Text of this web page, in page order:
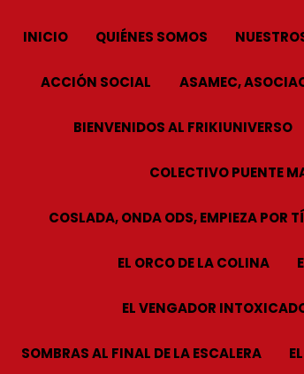
INICIO QUIÉNES SOMOS
ACCIÓN SOCIAL ASAMEC,
BIENVENIDOS AL FRIKIUNIVERSO
COLECTIVO PUENTE
COSLADA, ONDA ODS, EMPIEZA POR
EL ORCO DE LA COLINA
EL VENGADOR
SOMBRAS AL FINAL DE LA ESCALERA